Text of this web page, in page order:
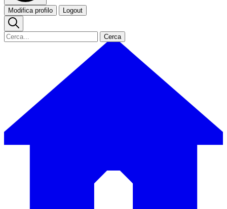
Modifica profilo Logout
Cerca